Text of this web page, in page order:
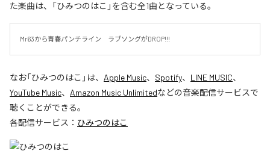
た楽曲は、「ひみつのはこ」を含む全1曲となっている。
Mr63から青春パンチライン　ラブソングがDROP!!!
なお「ひみつのはこ 」は、 Apple Music、 Spotify、 LINE MUSIC、
YouTube Music、 Amazon Music Unlimitedなどの音楽配信サービスで
聴くことができる。
各配信サービス： ひみつのはこ